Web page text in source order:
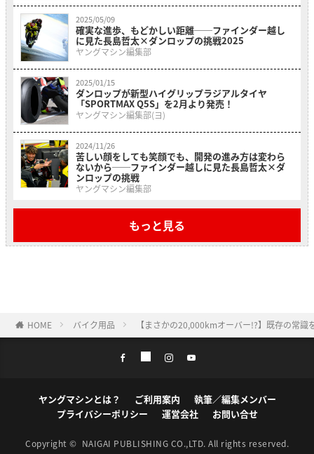
2025/05/09
確実な進歩、もどかしい距離──ファインダー越し
に見た長島哲太×ダンロップの挑戦2025
ヤングマシン編集部
2025/01/15
ダンロップが新型ハイグリップラジアルタイヤ
「SPORTMAX Q5S」を2月より発売！
ヤングマシン編集部(ヨ)
2024/11/26
苦しい顔をしても笑顔でも、開発の進み方は変わら
ないから──ファインダー越しに見た長島哲太×ダ
ンロップの挑戦
ヤングマシン編集部
もっと見る
HOME バイク用品 【まさかの20,000kmオーバー!?】既存の常
ヤングマシンとは？ ご利用案内
執筆／編集メンバー
プライバシーポリシー
運営会社 お問い合せ
Copyright © NAIGAI PUBLISHING CO.,LTD. All rights reserved.